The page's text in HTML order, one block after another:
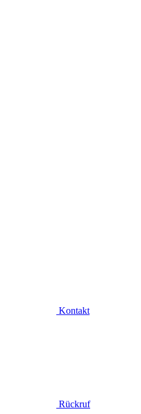
Kontakt
Rückruf